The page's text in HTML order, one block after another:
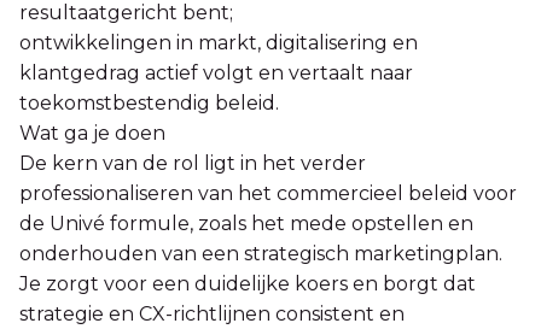
resultaatgericht bent;
ontwikkelingen in markt, digitalisering en
klantgedrag actief volgt en vertaalt naar
toekomstbestendig beleid.
Wat ga je doen
De kern van de rol ligt in het verder
professionaliseren van het commercieel beleid voor
de Univé formule, zoals het mede opstellen en
onderhouden van een strategisch marketingplan.
Je zorgt voor een duidelijke koers en borgt dat
strategie en CX-richtlijnen consistent en